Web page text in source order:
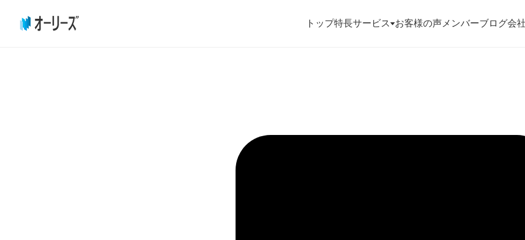
トップ特長サービス お客様の声 メンバーブログ会